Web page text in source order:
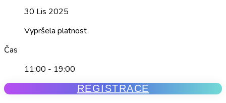
30 Lis 2025
Vypršela platnost
Čas
11:00 - 19:00
REGISTRACE